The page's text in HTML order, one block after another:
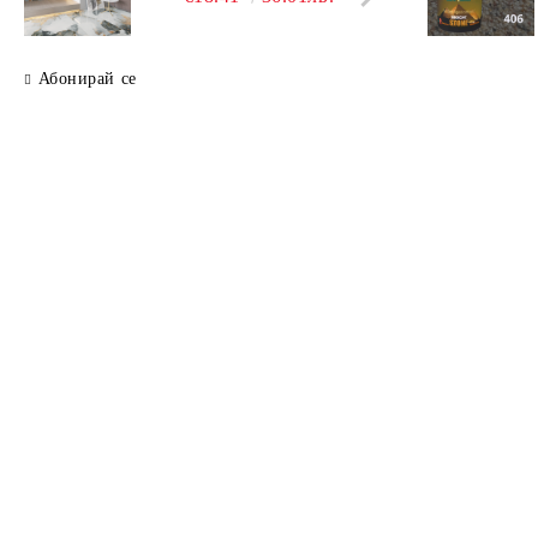
Абонирай се